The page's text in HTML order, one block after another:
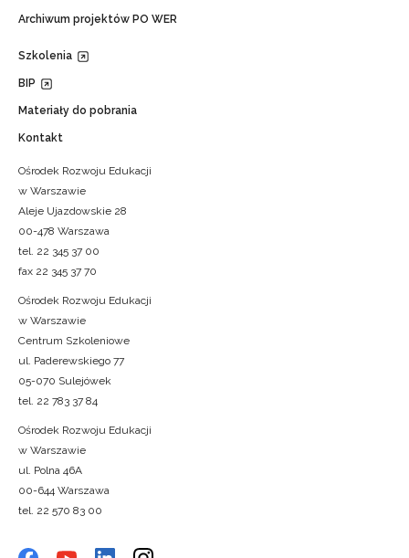
Archiwum projektów PO WER
Szkolenia
BIP
Materiały do pobrania
Kontakt
Ośrodek Rozwoju Edukacji
w Warszawie
Aleje Ujazdowskie 28
00-478 Warszawa
tel. 22 345 37 00
fax 22 345 37 70
Ośrodek Rozwoju Edukacji
w Warszawie
Centrum Szkoleniowe
ul. Paderewskiego 77
05-070 Sulejówek
tel. 22 783 37 84
Ośrodek Rozwoju Edukacji
w Warszawie
ul. Polna 46A
00-644 Warszawa
tel. 22 570 83 00